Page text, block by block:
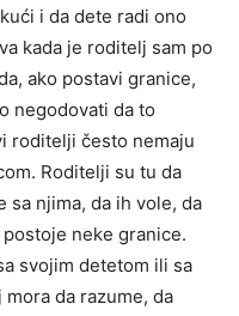
i da dete radi ono
kada je roditelj sam po
ako postavi granice,
negodovati da to
roditelji često nemaju
Roditelji su tu da
sa njima, da ih vole, da
neke granice.
svojim detetom ili sa
da razume, da